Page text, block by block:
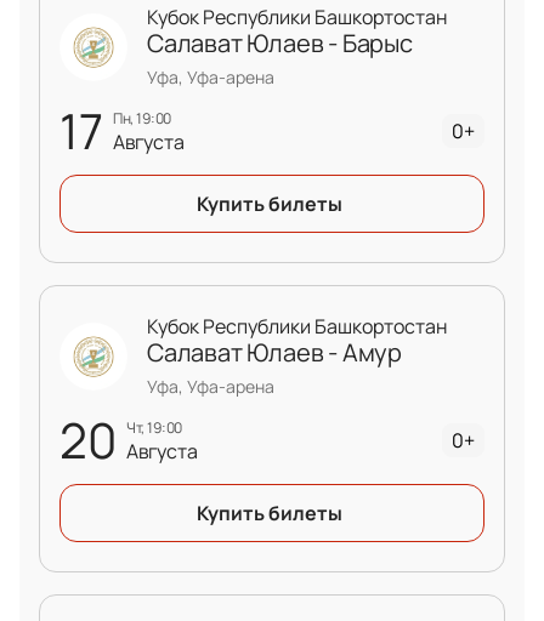
17 пн, 19:00
Августа
Кубок Республики Башкортостан
Салават Юлаев - Барыс
Уфа, Уфа-арена
0+
Купить билеты
20 чт, 19:00
Августа
Кубок Республики Башкортостан
Салават Юлаев - Амур
Уфа, Уфа-арена
0+
Купить билеты